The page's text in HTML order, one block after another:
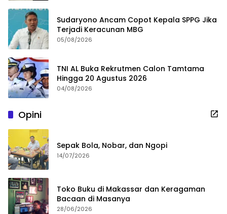
Sudaryono Ancam Copot Kepala SPPG Jika
Terjadi Keracunan MBG
05/08/2026
TNI AL Buka Rekrutmen Calon Tamtama
Hingga 20 Agustus 2026
04/08/2026
Opini
Sepak Bola, Nobar, dan Ngopi
14/07/2026
Toko Buku di Makassar dan Keragaman
Bacaan di Masanya
28/06/2026